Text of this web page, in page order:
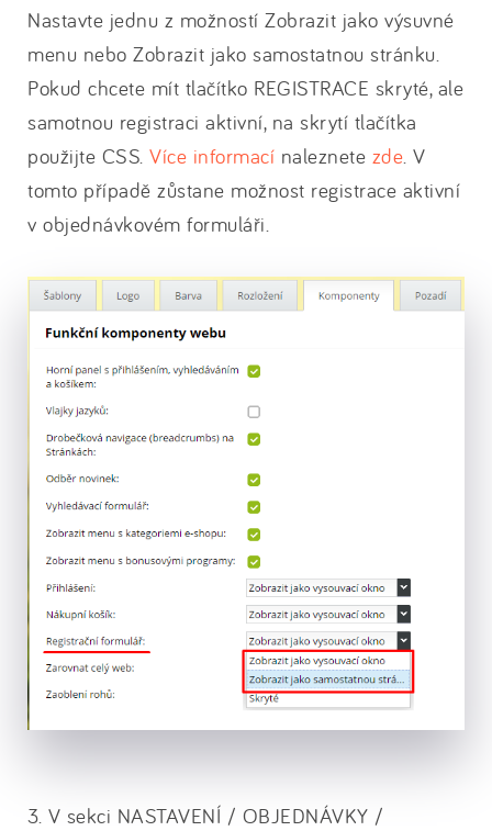
Nastavte jednu z možností Zobrazit jako výsuvné
menu nebo Zobrazit jako samostatnou stránku.
Pokud chcete mít tlačítko REGISTRACE skryté, ale
samotnou registraci aktivní, na skrytí tlačítka
použijte CSS. Více informací naleznete zde . V
tomto případě zůstane možnost registrace aktivní
v objednávkovém formuláři.
3. V sekci NASTAVENÍ / OBJEDNÁVKY /